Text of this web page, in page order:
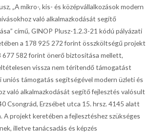
„A mikro-, kis- és középvállalkozások modern
való alkalmazkodását segítő
című, GINOP Plusz-1.2.3-21 kódú pályázati
a 178 925 272 forint összköltségű projekt
677 582 forint önerő biztosítása mellett,
vissza nem térítendő támogatást
uniós támogatás segítségével modern üzleti és
való alkalmazkodását segítő fejlesztés valósult
Csongrád, Erzsébet utca 15. hrsz. 4145 alatt
projekt keretében a fejlesztéshez szükséges
illetve tanácsadás és képzés